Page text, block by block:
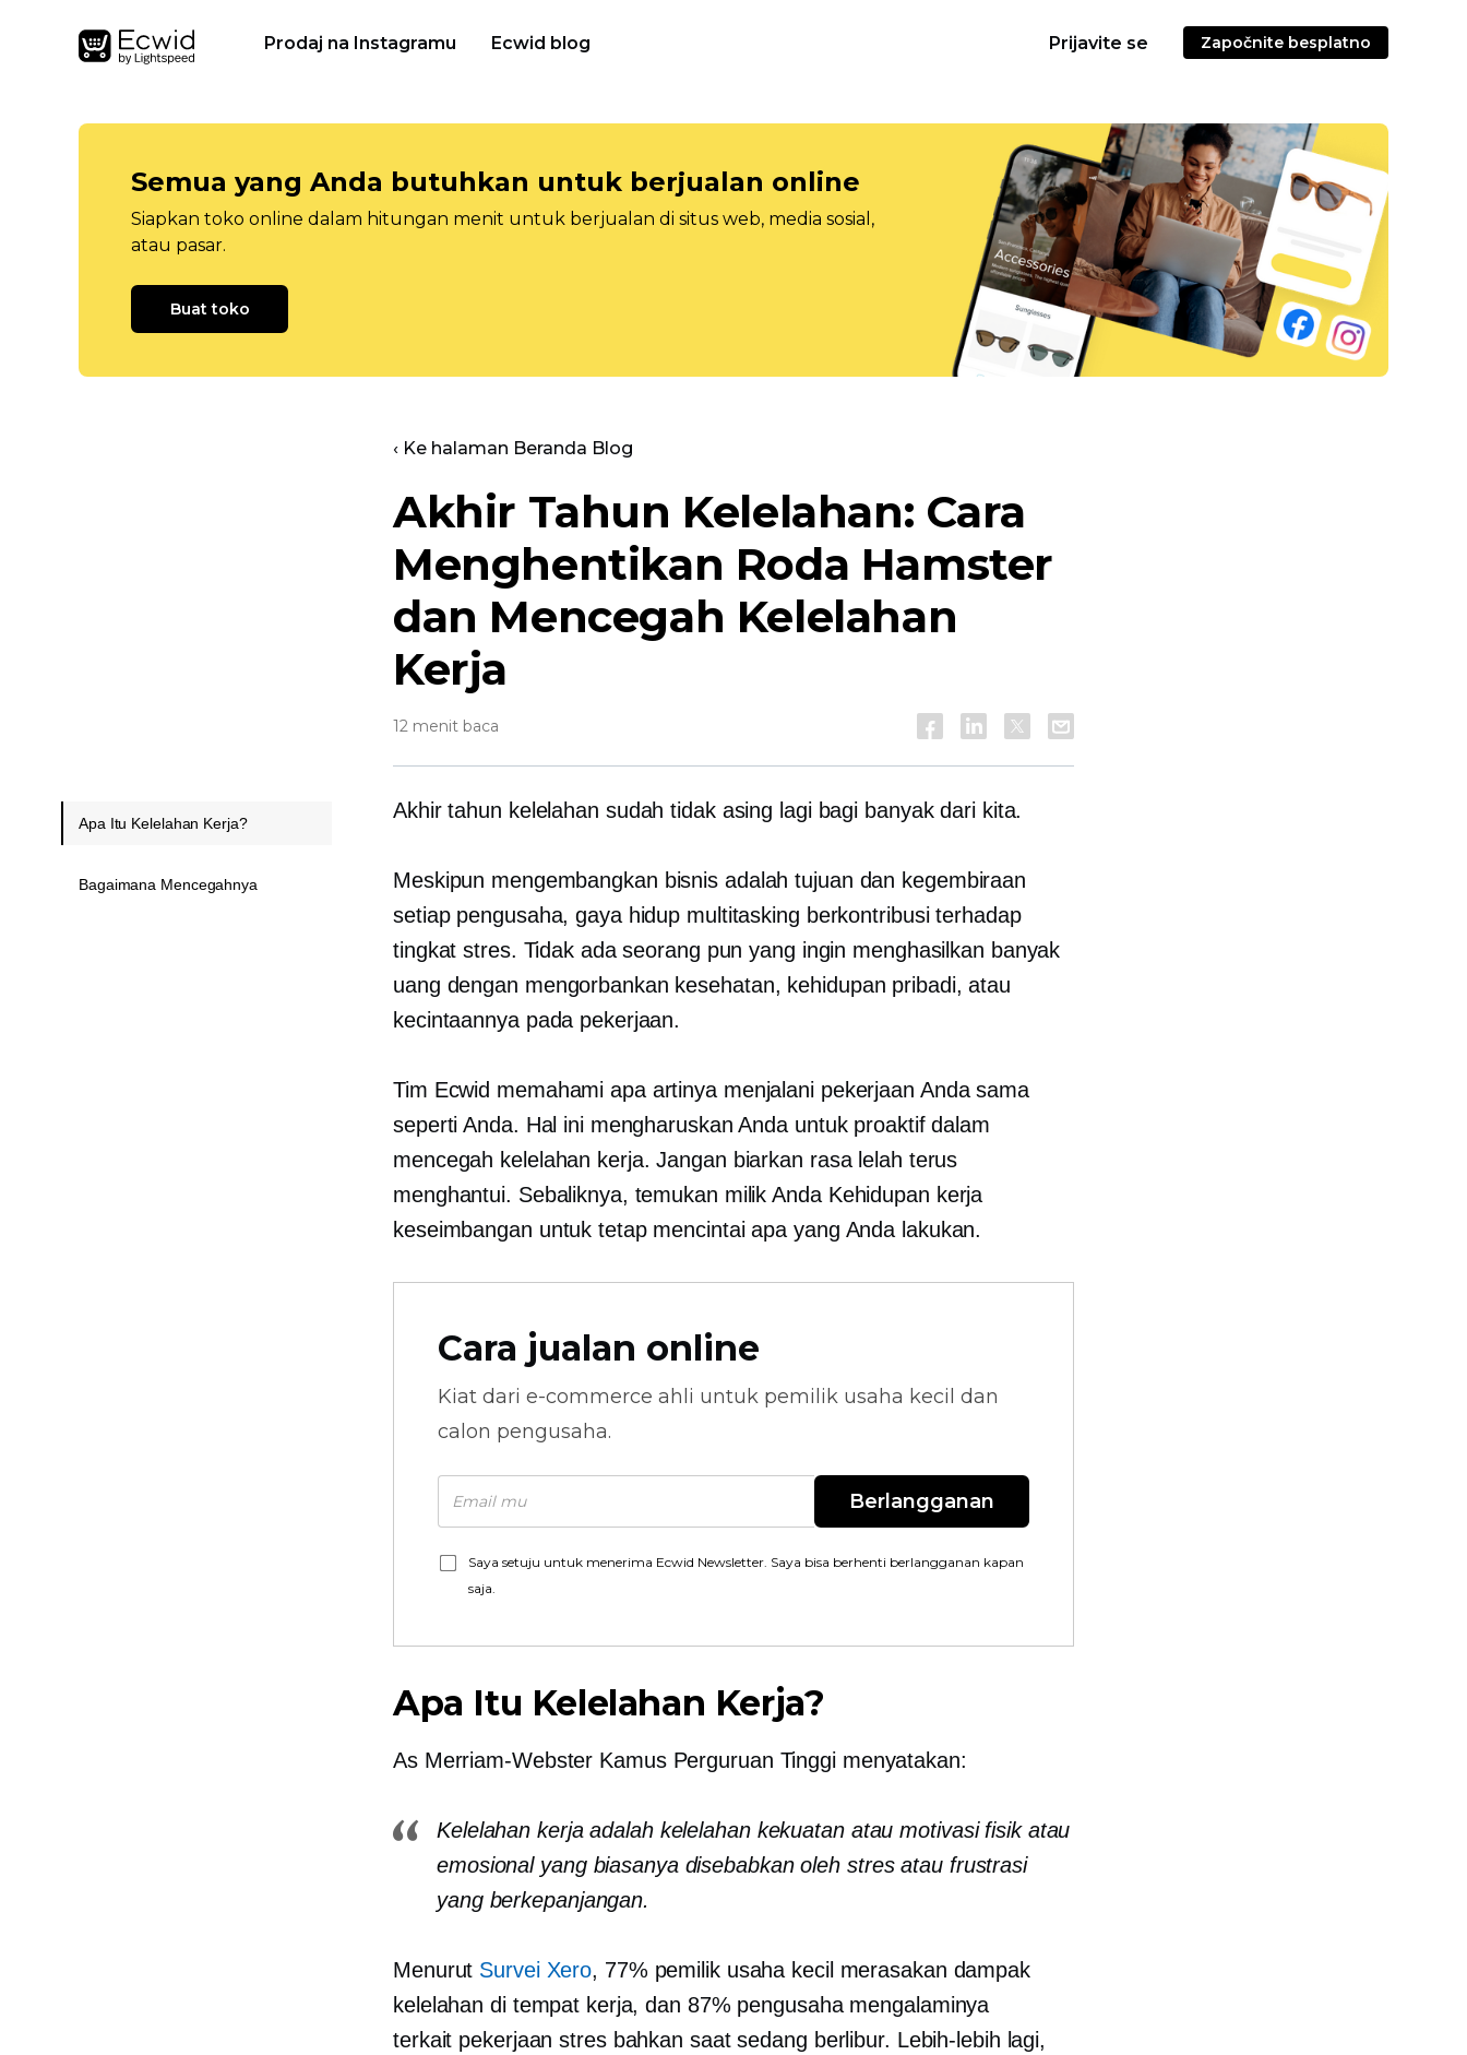
Prodaj na Instagramu Ecwid blog Prijavite se Započnite besplatno
Semua yang Anda butuhkan untuk berjualan online
Siapkan toko online dalam hitungan menit untuk berjualan di situs web, media sosial,
atau pasar.
Buat toko
‹ Ke halaman Beranda Blog
Akhir Tahun Kelelahan: Cara
Menghentikan Roda Hamster
dan Mencegah Kelelahan
Kerja
12 menit baca
Akhir tahun kelelahan sudah tidak asing lagi bagi banyak dari kita.
Meskipun mengembangkan bisnis adalah tujuan dan kegembiraan
setiap pengusaha, gaya hidup multitasking berkontribusi terhadap
tingkat stres. Tidak ada seorang pun yang ingin menghasilkan banyak
uang dengan mengorbankan kesehatan, kehidupan pribadi, atau
kecintaannya pada pekerjaan.
Tim Ecwid memahami apa artinya menjalani pekerjaan Anda sama
seperti Anda. Hal ini mengharuskan Anda untuk proaktif dalam
mencegah kelelahan kerja. Jangan biarkan rasa lelah terus
menghantui. Sebaliknya, temukan milik Anda Kehidupan kerja
keseimbangan untuk tetap mencintai apa yang Anda lakukan.
Cara jualan online
Kiat dari e-commerce ahli untuk pemilik usaha kecil dan
calon pengusaha.
Berlangganan
Saya setuju untuk menerima Ecwid Newsletter. Saya bisa berhenti berlangganan kapan
saja.
Apa Itu Kelelahan Kerja?
As Merriam-Webster Kamus Perguruan Tinggi menyatakan:
Kelelahan kerja adalah kelelahan kekuatan atau motivasi fisik atau
emosional yang biasanya disebabkan oleh stres atau frustrasi
yang berkepanjangan.
Menurut Survei Xero, 77% pemilik usaha kecil merasakan dampak
kelelahan di tempat kerja, dan 87% pengusaha mengalaminya
terkait pekerjaan stres bahkan saat sedang berlibur. Lebih-lebih lagi,
Apa Itu Kelelahan Kerja?
Bagaimana Mencegahnya